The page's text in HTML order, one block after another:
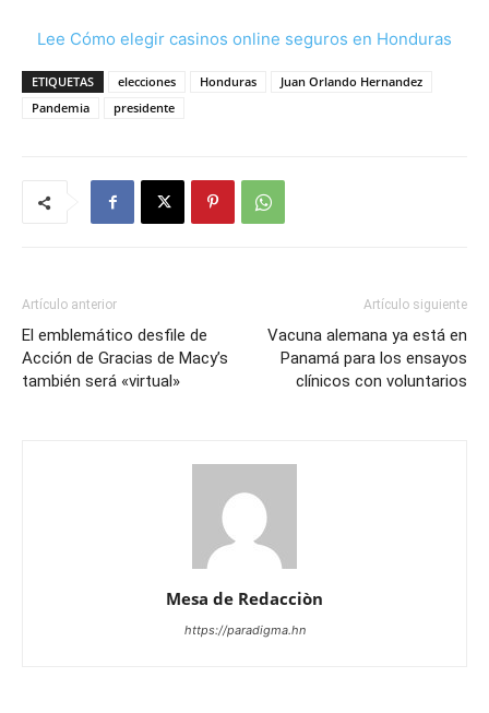
Lee Cómo elegir casinos online seguros en Honduras
ETIQUETAS elecciones Honduras
Juan Orlando Hernandez
Pandemia
presidente
Artículo anterior
El emblemático desfile de
Acción de Gracias de Macy’s
también será «virtual»
Artículo siguiente
Vacuna alemana ya está en
Panamá para los ensayos
clínicos con voluntarios
Mesa de Redacciòn
https://paradigma.hn